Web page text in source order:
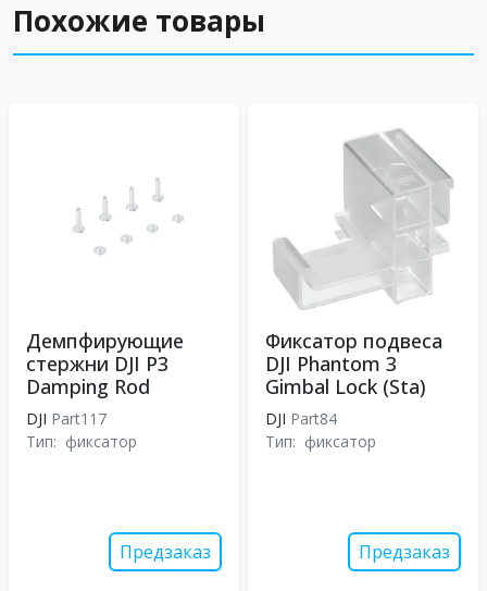
Похожие товары
Демпфирующие
стержни DJI P3
Damping Rod
DJI Part117
Тип: фиксатор
Предзаказ
Фиксатор подвеса
DJI Phantom 3
Gimbal Lock (Sta)
DJI Part84
Тип: фиксатор
Предзаказ